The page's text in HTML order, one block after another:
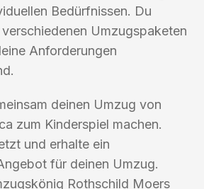
Bedürfnissen. Du
Umzugspaketen
Anforderungen
deinen Umzug von
zum Kinderspiel machen.
und erhalte ein
für deinen Umzug.
Rothschild Moers